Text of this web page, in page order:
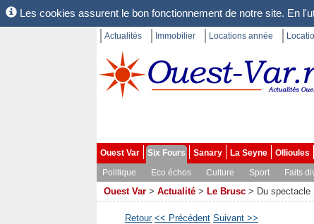
Les cookies assurent le bon fonctionnement de notre site. En
Actualités Immobilier Locations année
Ouest Var Six Fours Sanary La Seyne Ollioules
Politique
Eco échos Culture Sport Faits
Ouest Var > Actualité > Le Brusc > Du spectacle
Retour << Précédent Suivant >>